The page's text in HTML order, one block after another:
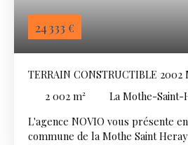
24 333 €
TERRAIN CONSTRUCTIBLE 2002
2 002 m²
La Mothe-Saint-
L'agence NOVIO vous présente
commune de la Mothe Saint